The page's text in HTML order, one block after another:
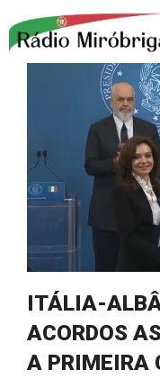
para
ITÁLIA-
ACORDOS
A PRIMEIRA